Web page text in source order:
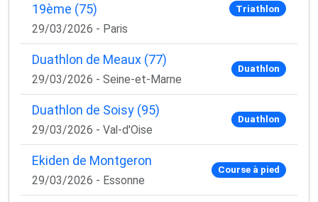
19ème (75)
29/03/2026 - Paris
Triathlon
Duathlon de Meaux (77)
29/03/2026 - Seine-et-Marne
Duathlon
Duathlon de Soisy (95)
29/03/2026 - Val-d'Oise
Duathlon
Ekiden de Montgeron
29/03/2026 - Essonne
Course à pied